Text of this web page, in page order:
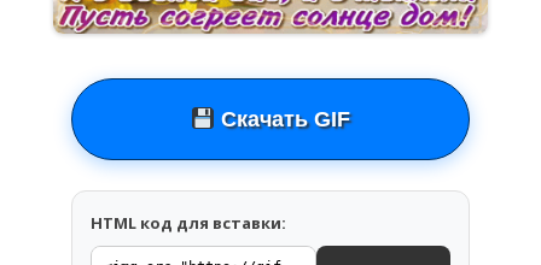
Скачать GIF
HTML код для вставки: